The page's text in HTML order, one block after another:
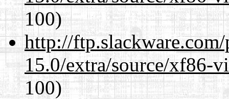
100)
http://
15.0/extra/source/xf86-
100)